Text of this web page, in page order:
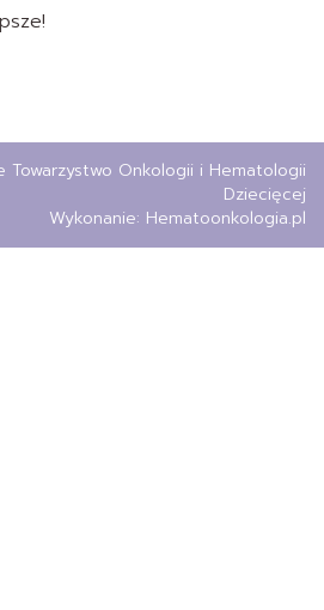
Towarzystwo Onkologii i Hematologii
Dziecięcej
Wykonanie: Hematoonkologia.pl